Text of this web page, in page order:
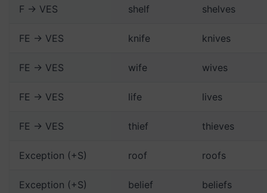
F → VES shelf shelves
FE → VES knife knives
FE → VES wife wives
FE → VES life lives
FE → VES thief thieves
Exception (+S) roof roofs
Exception (+S) belief beliefs